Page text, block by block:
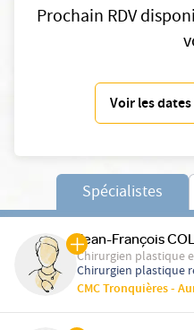
Prochain RDV
Voir les
Spécialistes
Jean-François
Chirurgien plastique
Chirurgien plastique
CMC Tronquières -